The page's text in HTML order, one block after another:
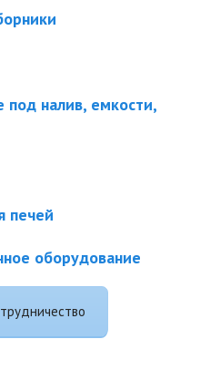
налив, емкости,
печей
оборудование